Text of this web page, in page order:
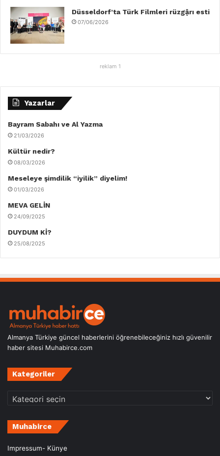
Düsseldorf’ta Türk Filmleri rüzgậrı esti
07/06/2026
reklam 1
Yazarlar
Bayram Sabahı ve Al Yazma
21/03/2026
Kültür nedir?
08/03/2026
Meseleye şimdilik “iyilik” diyelim!
01/03/2026
MEVA GELİN
24/09/2025
DUYDUM Kİ?
25/08/2025
Almanya Türkiye güncel haberlerini öğrenebileceğiniz hızlı güvenilir
haber sitesi Muhabirce.com
Kategoriler
Kategoriler
Muhabirce
Impressum- Künye